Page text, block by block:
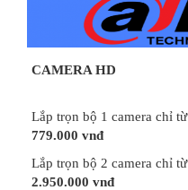
CAMERA HD
Lắp trọn bộ 1 camera chỉ từ
779.000 vnđ
Lắp trọn bộ 2 camera chỉ từ
2.950.000 vnđ